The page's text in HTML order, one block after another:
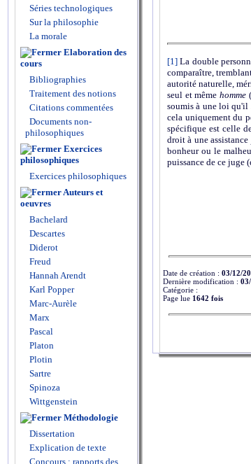
Séries technologiques
Sur la philosophie
La morale
Elaboration des
cours
Bibliographies
Traitement des notions
Citations commentées
Documents non-
philosophiques
Exercices
philosophiques
Exercices philosophiques
Auteurs et
oeuvres
Bachelard
Descartes
Diderot
Freud
Hannah Arendt
Karl Popper
Marc-Aurèle
Marx
Pascal
Platon
Plotin
Sartre
Spinoza
Wittgenstein
Méthodologie
Dissertation
Explication de texte
Concours : rapports des
[1] La double
comparaître,
autorité naturelle,
seul et mêmehomme (
soumis à une loi qu'il
cela uniquement du
spécifique est celle
droit à une
bonheur ou le
puissance de ce juge
Date de création : 03/12/
Dernière modification :
Catégorie :
Page lue 1642 fois